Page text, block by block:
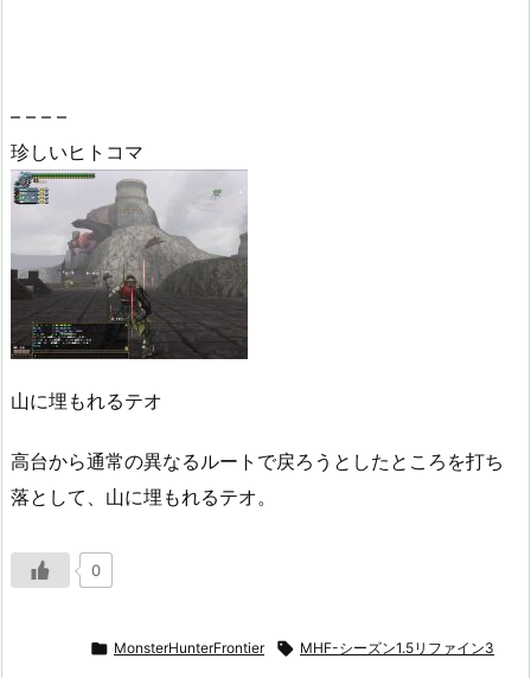
– – – –
珍しいヒトコマ
山に埋もれるテオ
高台から通常の異なるルートで戻ろうとしたところを打ち
落として、山に埋もれるテオ。
0
 MonsterHunterFrontier  MHF-シーズン1.5リファイン3